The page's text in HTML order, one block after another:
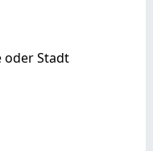
oder Stadt